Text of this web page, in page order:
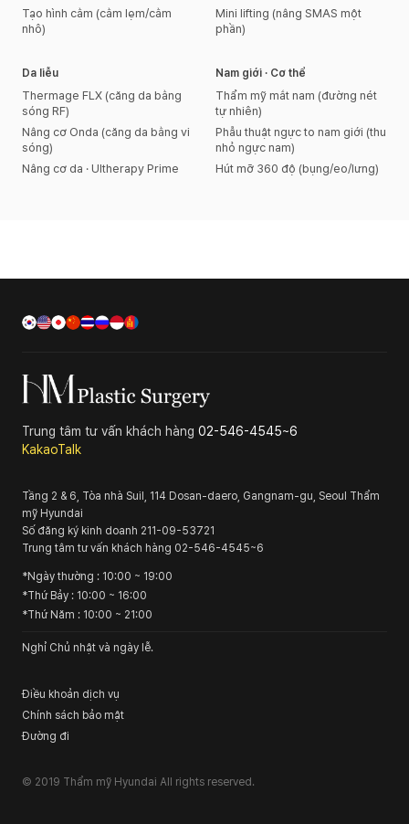
Tạo hình cằm (cằm lẹm/cằm
nhô)
Mini lifting (nâng SMAS một
phần)
Da liễu
Thermage FLX (căng da bằng
sóng RF)
Nâng cơ Onda (căng da bằng vi
sóng)
Nâng cơ da · Ultherapy Prime
Nam giới · Cơ thể
Thẩm mỹ mắt nam (đường nét
tự nhiên)
Phẫu thuật ngực to nam giới (thu
nhỏ ngực nam)
Hút mỡ 360 độ (bụng/eo/lưng)
Trung tâm tư vấn khách hàng 02-546-4545~6
KakaoTalk
Tầng 2 & 6, Tòa nhà Suil, 114 Dosan-daero, Gangnam-gu, Seoul Thẩm
mỹ Hyundai
Số đăng ký kinh doanh 211-09-53721
Trung tâm tư vấn khách hàng 02-546-4545~6
*Ngày thường : 10:00 ~ 19:00
*Thứ Bảy : 10:00 ~ 16:00
*Thứ Năm : 10:00 ~ 21:00
Nghỉ Chủ nhật và ngày lễ.
Điều khoản dịch vụ
Chính sách bảo mật
Đường đi
© 2019 Thẩm mỹ Hyundai All rights reserved.